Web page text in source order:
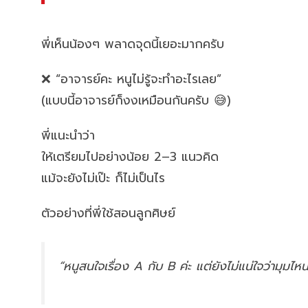
พี่เห็นน้องๆ พลาดจุดนี้เยอะมากครับ
❌ “อาจารย์คะ หนูไม่รู้จะทำอะไรเลย”
(แบบนี้อาจารย์ก็งงเหมือนกันครับ 😅)
พี่แนะนำว่า
ให้เตรียมไปอย่างน้อย 2–3 แนวคิด
แม้จะยังไม่เป๊ะ ก็ไม่เป็นไร
ตัวอย่างที่พี่ใช้สอนลูกศิษย์
“หนูสนใจเรื่อง A กับ B ค่ะ แต่ยังไม่แน่ใจว่ามุมไหน